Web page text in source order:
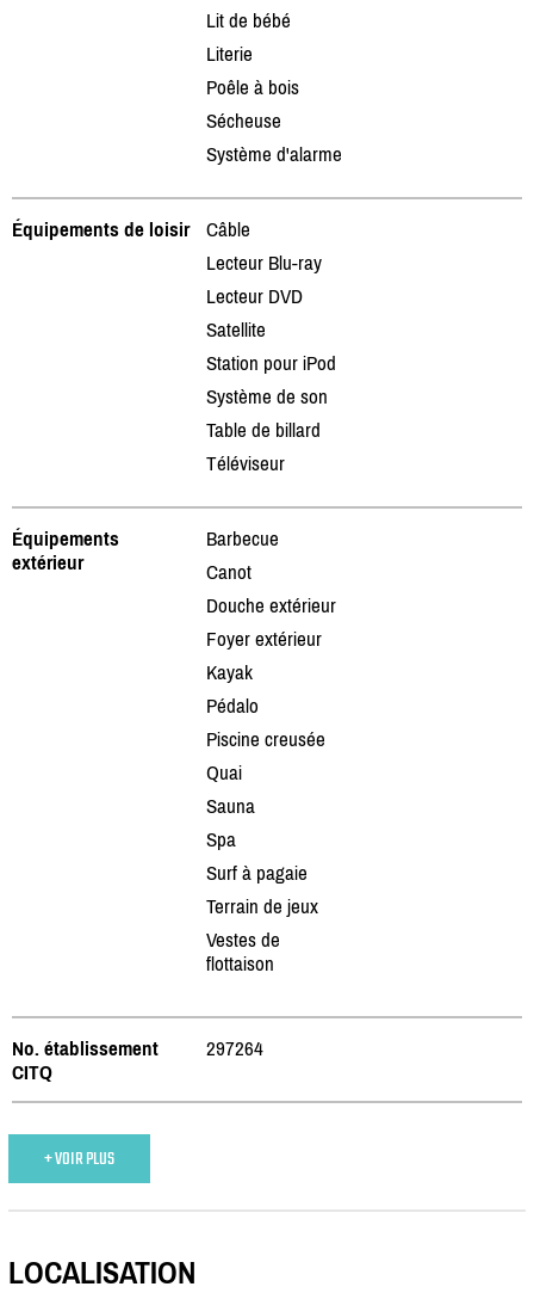
Lit de bébé
Literie
Poêle à bois
Sécheuse
Système d'alarme
Équipements de loisir
Câble
Lecteur Blu-ray
Lecteur DVD
Satellite
Station pour iPod
Système de son
Table de billard
Téléviseur
Équipements
extérieur
Barbecue
Canot
Douche extérieur
Foyer extérieur
Kayak
Pédalo
Piscine creusée
Quai
Sauna
Spa
Surf à pagaie
Terrain de jeux
Vestes de
flottaison
No. établissement
CITQ
297264
+ VOIR PLUS
LOCALISATION